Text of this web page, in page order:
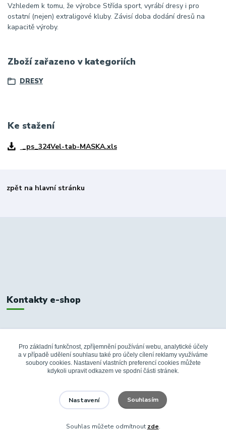
Vzhledem k tomu, že výrobce Střída sport, vyrábí dresy i pro
ostatní (nejen) extraligové kluby. Závisí doba dodání dresů na
kapacitě výroby.
Zboží zařazeno v kategoriích
DRESY
Ke stažení
_ps_324Vel-tab-MASKA.xls
zpět na hlavní stránku
Kontakty e-shop
+420 326 748 155
info@fanshopbkboleslav.cz
Pro základní funkčnost, zpříjemnění používání webu, analytické účely
a v případě udělení souhlasu také pro účely cílení reklamy využíváme
soubory cookies. Nastavení vlastních preferencí cookies můžete
kdykoli upravit odkazem ve spodní části stránek.
Nastavení Souhlasím
Souhlas můžete odmítnout zde.